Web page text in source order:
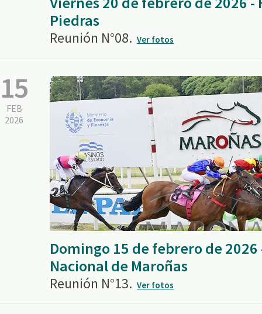
Piedras
Reunión N°08. Ver fotos
15
FEB
2026
Domingo 15 de febrero de
Nacional de Maroñas
Reunión N°13. Ver fotos